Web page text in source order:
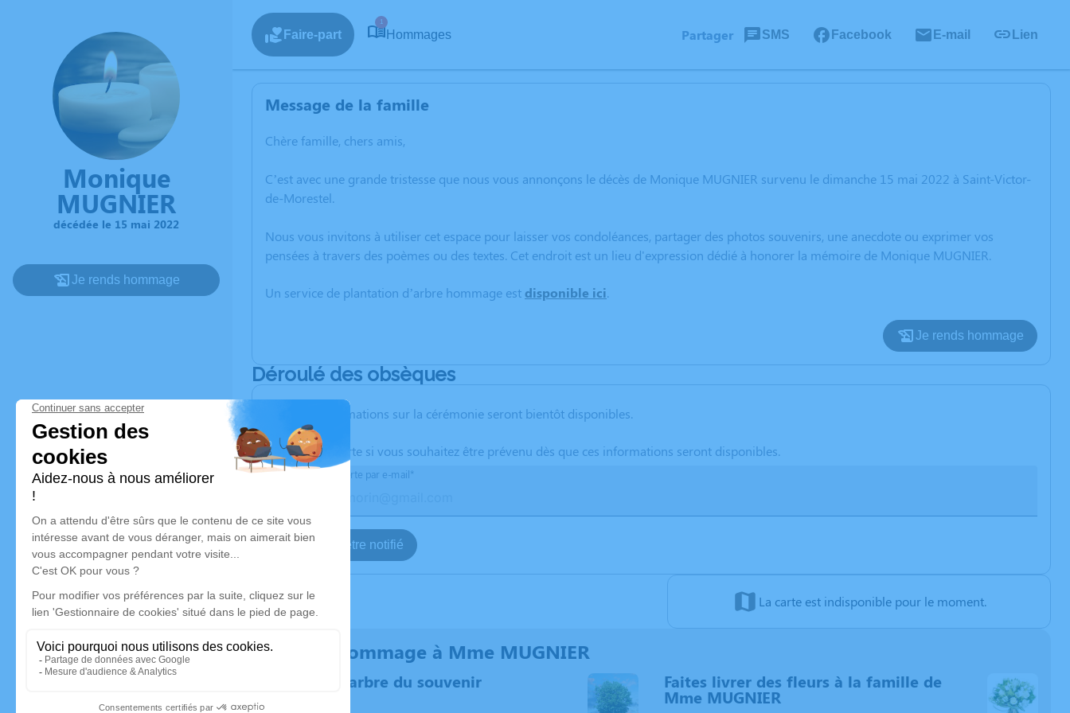
Monique
MUGNIER
décédée le 15 mai 2022
Je rends hommage
Faire-part
1
Hommages Partager SMS Facebook E-mail Lien
Message de la famille
Chère famille, chers amis,
C’est avec une grande tristesse que nous vous annonçons le décès de Monique MUGNIER survenu le dimanche 15 mai 2022 à Saint-Victor-
de-Morestel.
Nous vous invitons à utiliser cet espace pour laisser vos condoléances, partager des photos souvenirs, une anecdote ou exprimer vos
pensées à travers des poèmes ou des textes. Cet endroit est un lieu d'expression dédié à honorer la mémoire de Monique MUGNIER.
Un service de plantation d’arbre hommage est disponible ici.
Je rends hommage
Déroulé des obsèques
Les informations sur la cérémonie seront bientôt disponibles.
Activez une alerte si vous souhaitez être prévenu dès que ces informations seront disponibles.
Recevoir une alerte par e-mail*
Je veux être notifié
La carte est indisponible pour le moment.
Rendez hommage à Mme MUGNIER
Plantez un arbre du souvenir Faites livrer des fleurs à la famille de
Mme MUGNIER